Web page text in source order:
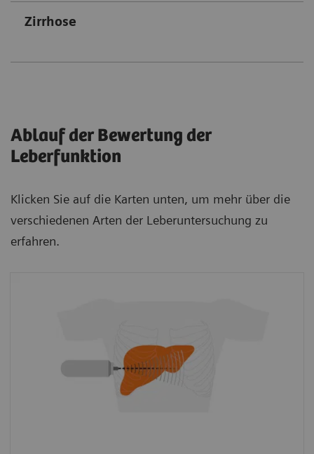
Zirrhose
Ablauf der Bewertung der
Leberfunktion
Klicken Sie auf die Karten unten, um mehr über die
verschiedenen Arten der Leberuntersuchung zu
erfahren.